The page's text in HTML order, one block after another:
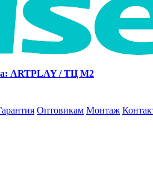
ARTPLAY / ТЦ М2
Оптовикам Монтаж